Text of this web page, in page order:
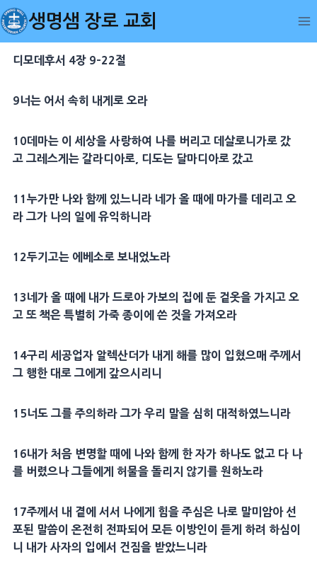
Skip
to
content
생명샘 장로 교회
디모데후서 4장 9-22절
9너는 어서 속히 내게로 오라
10데마는 이 세상을 사랑하여 나를 버리고 데살로니가로 갔
고 그레스게 는 갈라디아로, 디도는 달마디아로 갔고
11 누가만 나와 함께 있느니라 네가 올 때에 마가를 데리고 오
라 그가 나의 일에 유익하니라
12두기고는 에베소로 보내었노라
13네가 올 때에 내가 드로아 가보의 집에 둔 겉옷을 가지고 오
고 또 책은 특별히 가죽 종이에 쓴 것을 가져오라
14구리 세공업자 알렉산더가 내게 해를 많이 입혔으매 주께서
그 행한 대로 그에게 갚으시리니
15너도 그를 주의하라 그가 우리 말을 심히 대적하였느니라
16내가 처음 변명할 때에 나와 함께 한 자가 하나도 없고 다 나
를 버렸으나 그들에게 허물을 돌리지 않기를 원하노라
17주께서 내 곁에 서서 나에게 힘을 주심은 나로 말미암아 선
포된 말씀이 온전히 전파되어 모든 이방인이 듣게 하려 하심이
니 내가 사자의 입에서 건짐을 받았느니라